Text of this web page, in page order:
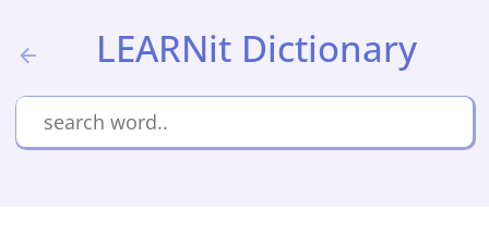
LEARNit Dictionary